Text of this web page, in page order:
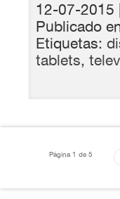
12-07-2015
Publicado
Etiquetas:
tablets,
Página 1 de 5